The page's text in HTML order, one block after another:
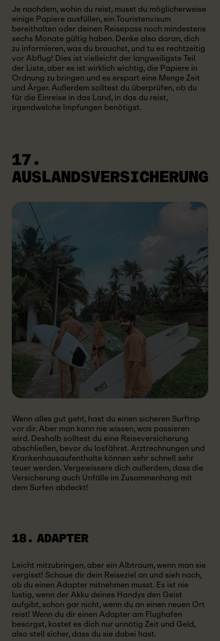
Je nachdem, wohin du reist, musst du möglicherweise
einige Papiere ausfüllen, ein Touristenvisum
bereithalten oder deinen Reisepass noch mindestens
sechs Monate gültig haben. Denke also daran, dich
zu informieren, was du brauchst, und tu es rechtzeitig
vor Abflug! Dies ist vielleicht der langweiligste Teil
der Liste, aber es ist wirklich wichtig, die Papiere in
Ordnung zu bringen und es erspart eine Menge Zeit
und Ärger. Außerdem solltest du überprüfen, ob du
für die Einreise in das Land, in das du reist,
irgendwelche Impfungen benötigst.
17.
AUSLANDSVERSICHERUNG
Wenn alles gut geht, hast du einen sicheren Surftrip
vor dir. Aber man kann nie wissen, was passieren
wird. Deshalb solltest du eine Reiseversicherung
abschließen, bevor du losfährst. Arztrechnungen und
Krankenhausaufenthalte können sehr schnell sehr
teuer werden. Vergewissere dich außerdem, dass die
Versicherung auch Unfälle im Zusammenhang mit
dem Surfen abdeckt!
18. ADAPTER
Leicht mitzubringen, aber ein Albtraum, wenn man sie
vergisst! Schaue dir dein Reiseziel an und sieh nach,
ob du einen Adapter mitnehmen musst. Es ist nie
lustig, wenn der Akku deines Handys den Geist
aufgibt, schon gar nicht, wenn du an einen neuen Ort
reist! Wenn du dir einen Adapter am Flughafen
besorgst, kostet es dich nur unnötig Zeit und Geld,
also stell sicher, dass du sie dabei hast.